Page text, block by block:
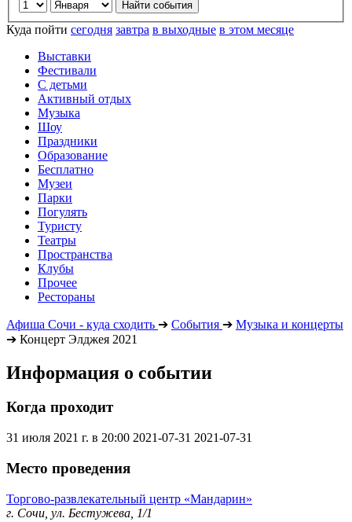
Куда пойти сегодня завтра в выходные в этом месяце
Выставки
Фестивали
С детьми
Активный отдых
Музыка
Шоу
Праздники
Образование
Бесплатно
Музеи
Парки
Погулять
Туристу
Театры
Пространства
Клубы
Прочее
Рестораны
Афиша Сочи - куда сходить ➔ События ➔ Музыка и концерты
➔ Концерт Элджея 2021
Информация о событии
Когда проходит
31 июля 2021 г. в 20:00 2021-07-31 2021-07-31
Место проведения
Торгово-развлекательный центр «Мандарин»
г. Сочи, ул. Бестужева, 1/1